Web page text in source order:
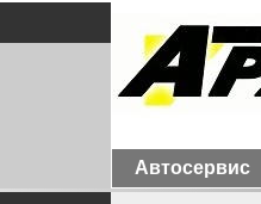
Автосервис